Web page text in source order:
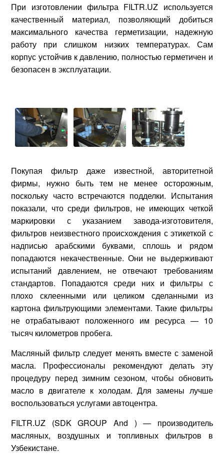
При изготовлении фильтра FILTR.UZ используется
качественный материал, позволяющий добиться
максимального качества герметизации, надежную
работу при слишком низких температурах. Сам
корпус устойчив к давлению, полностью герметичен и
безопасен в эксплуатации.
Покупая фильтр даже известной, авторитетной
фирмы, нужно быть тем не менее осторожным,
поскольку часто встречаются подделки. Испытания
показали, что среди фильтров, не имеющих четкой
маркировки с указанием завода-изготовителя,
фильтров неизвестного происхождения с этикеткой с
надписью арабскими буквами, сплошь и рядом
попадаются некачественные. Они не выдерживают
испытаний давлением, не отвечают требованиям
стандартов. Попадаются среди них и фильтры с
плохо склеенными или целиком сделанными из
картона фильтрующими элементами. Такие фильтры
не отрабатывают положенного им ресурса — 10
тысяч километров пробега.
Масляный фильтр следует менять вместе с заменой
масла. Профессионалы рекомендуют делать эту
процедуру перед зимним сезоном, чтобы обновить
масло в двигателе к холодам. Для замены лучше
воспользоваться услугами автоцентра.
FILTR.UZ (SDK GROUP And ) — производитель
масляных, воздушных и топливных фильтров в
Узбекистане.